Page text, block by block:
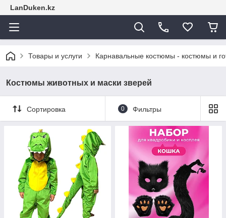
LanDuken.kz
Товары и услуги Карнавальные костюмы - костюмы и
Костюмы животных и маски зверей
Сортировка 0 Фильтры